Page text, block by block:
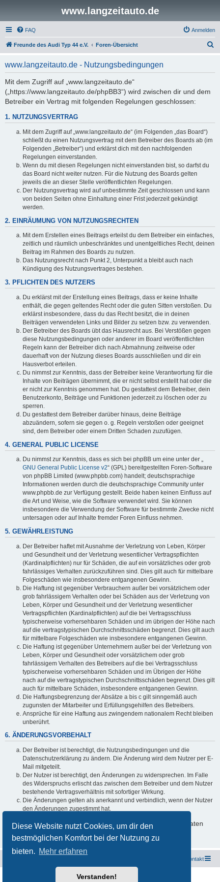
Diese Website nutzt Cookies, um dir den
bestmöglichen Komfort bei der Nutzung zu
bieten. Mehr erfahren
Verstanden!
www.langzeitauto.de
FAQ Anmelden
Freunde des Audi Typ 44 e.V. Foren-Übersicht
www.langzeitauto.de - Nutzungsbedingungen
Mit dem Zugriff auf „www.langzeitauto.de“
(„https://www.langzeitauto.de/phpBB3“) wird zwischen dir und dem
Betreiber ein Vertrag mit folgenden Regelungen geschlossen:
1. NUTZUNGSVERTRAG
Mit dem Zugriff auf „www.langzeitauto.de“ (im Folgenden „das Board“)
schließt du einen Nutzungsvertrag mit dem Betreiber des Boards ab (im
Folgenden „Betreiber“) und erklärst dich mit den nachfolgenden
Regelungen einverstanden.
Wenn du mit diesen Regelungen nicht einverstanden bist, so darfst du
das Board nicht weiter nutzen. Für die Nutzung des Boards gelten
jeweils die an dieser Stelle veröffentlichten Regelungen.
Der Nutzungsvertrag wird auf unbestimmte Zeit geschlossen und kann
von beiden Seiten ohne Einhaltung einer Frist jederzeit gekündigt
werden.
2. EINRÄUMUNG VON NUTZUNGSRECHTEN
Mit dem Erstellen eines Beitrags erteilst du dem Betreiber ein einfaches,
zeitlich und räumlich unbeschränktes und unentgeltliches Recht, deinen
Beitrag im Rahmen des Boards zu nutzen.
Das Nutzungsrecht nach Punkt 2, Unterpunkt a bleibt auch nach
Kündigung des Nutzungsvertrages bestehen.
3. PFLICHTEN DES NUTZERS
Du erklärst mit der Erstellung eines Beitrags, dass er keine Inhalte
enthält, die gegen geltendes Recht oder die guten Sitten verstoßen. Du
erklärst insbesondere, dass du das Recht besitzt, die in deinen
Beiträgen verwendeten Links und Bilder zu setzen bzw. zu verwenden.
Der Betreiber des Boards übt das Hausrecht aus. Bei Verstößen gegen
diese Nutzungsbedingungen oder anderer im Board veröffentlichten
Regeln kann der Betreiber dich nach Abmahnung zeitweise oder
dauerhaft von der Nutzung dieses Boards ausschließen und dir ein
Hausverbot erteilen.
Du nimmst zur Kenntnis, dass der Betreiber keine Verantwortung für die
Inhalte von Beiträgen übernimmt, die er nicht selbst erstellt hat oder die
er nicht zur Kenntnis genommen hat. Du gestattest dem Betreiber, dein
Benutzerkonto, Beiträge und Funktionen jederzeit zu löschen oder zu
sperren.
Du gestattest dem Betreiber darüber hinaus, deine Beiträge
abzuändern, sofern sie gegen o. g. Regeln verstoßen oder geeignet
sind, dem Betreiber oder einem Dritten Schaden zuzufügen.
4. GENERAL PUBLIC LICENSE
Du nimmst zur Kenntnis, dass es sich bei phpBB um eine unter der „
GNU General Public License v2“ (GPL) bereitgestellten Foren-Software
von phpBB Limited (www.phpbb.com) handelt; deutschsprachige
Informationen werden durch die deutschsprachige Community unter
www.phpbb.de zur Verfügung gestellt. Beide haben keinen Einfluss auf
die Art und Weise, wie die Software verwendet wird. Sie können
insbesondere die Verwendung der Software für bestimmte Zwecke nicht
untersagen oder auf Inhalte fremder Foren Einfluss nehmen.
5. GEWÄHRLEISTUNG
Der Betreiber haftet mit Ausnahme der Verletzung von Leben, Körper
und Gesundheit und der Verletzung wesentlicher Vertragspflichten
(Kardinalpflichten) nur für Schäden, die auf ein vorsätzliches oder grob
fahrlässiges Verhalten zurückzuführen sind. Dies gilt auch für mittelbare
Folgeschäden wie insbesondere entgangenen Gewinn.
Die Haftung ist gegenüber Verbrauchern außer bei vorsätzlichem oder
grob fahrlässigem Verhalten oder bei Schäden aus der Verletzung von
Leben, Körper und Gesundheit und der Verletzung wesentlicher
Vertragspflichten (Kardinalpflichten) auf die bei Vertragsschluss
typischerweise vorhersehbaren Schäden und im übrigen der Höhe nach
auf die vertragstypischen Durchschnittsschäden begrenzt. Dies gilt auch
für mittelbare Folgeschäden wie insbesondere entgangenen Gewinn.
Die Haftung ist gegenüber Unternehmern außer bei der Verletzung von
Leben, Körper und Gesundheit oder vorsätzlichem oder grob
fahrlässigem Verhalten des Betreibers auf die bei Vertragsschluss
typischerweise vorhersehbaren Schäden und im Übrigen der Höhe
nach auf die vertragstypischen Durchschnittsschäden begrenzt. Dies gilt
auch für mittelbare Schäden, insbesondere entgangenen Gewinn.
Die Haftungsbegrenzung der Absätze a bis c gilt sinngemäß auch
zugunsten der Mitarbeiter und Erfüllungsgehilfen des Betreibers.
Ansprüche für eine Haftung aus zwingendem nationalem Recht bleiben
unberührt.
6. ÄNDERUNGSVORBEHALT
Der Betreiber ist berechtigt, die Nutzungsbedingungen und die
Datenschutzerklärung zu ändern. Die Änderung wird dem Nutzer per E-
Mail mitgeteilt.
Der Nutzer ist berechtigt, den Änderungen zu widersprechen. Im Falle
des Widerspruchs erlischt das zwischen dem Betreiber und dem Nutzer
bestehende Vertragsverhältnis mit sofortiger Wirkung.
Die Änderungen gelten als anerkannt und verbindlich, wenn der Nutzer
den Änderungen zugestimmt hat.
Informationen über den Umgang mit deinen persönlichen Daten
sind in der Datenschutzerklärung enthalten.
Kontakt
phpBB® Forum Software © phpBB Limited